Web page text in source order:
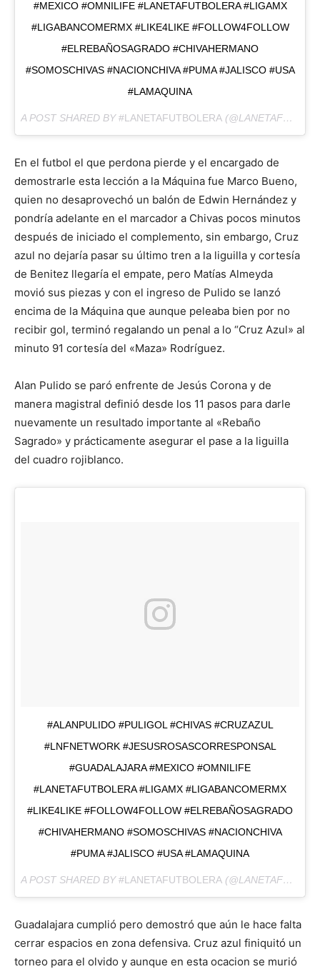
#MEXICO #OMNILIFE #LANETAFUTBOLERA #LIGAMX
#LIGABANCOMERMX #LIKE4LIKE #FOLLOW4FOLLOW
#ELREBAÑOSAGRADO #CHIVAHERMANO
#SOMOSCHIVAS #NACIONCHIVA #PUMA #JALISCO #USA
#LAMAQUINA
A POST SHARED BY#LANETAFUTBOLERA (@LANETAFUTBOLERA) ON
En el futbol el que perdona pierde y el encargado de
demostrarle esta lección a la Máquina fue Marco Bueno,
quien no desaprovechó un balón de Edwin Hernández y
pondría adelante en el marcador a Chivas pocos minutos
después de iniciado el complemento, sin embargo, Cruz
azul no dejaría pasar su último tren a la liguilla y cortesía
de Benitez llegaría el empate, pero Matías Almeyda
movió sus piezas y con el ingreso de Pulido se lanzó
encima de la Máquina que aunque peleaba bien por no
recibir gol, terminó regalando un penal a lo “Cruz Azul» al
minuto 91 cortesía del «Maza» Rodríguez.
Alan Pulido se paró enfrente de Jesús Corona y de
manera magistral definió desde los 11 pasos para darle
nuevamente un resultado importante al «Rebaño
Sagrado» y prácticamente asegurar el pase a la liguilla
del cuadro rojiblanco.
#ALANPULIDO #PULIGOL #CHIVAS #CRUZAZUL
#LNFNETWORK #JESUSROSASCORRESPONSAL
#GUADALAJARA #MEXICO #OMNILIFE
#LANETAFUTBOLERA #LIGAMX #LIGABANCOMERMX
#LIKE4LIKE #FOLLOW4FOLLOW #ELREBAÑOSAGRADO
#CHIVAHERMANO #SOMOSCHIVAS #NACIONCHIVA
#PUMA #JALISCO #USA #LAMAQUINA
A POST SHARED BY#LANETAFUTBOLERA (@LANETAFUTBOLERA) ON
Guadalajara cumplió pero demostró que aún le hace falta
cerrar espacios en zona defensiva. Cruz azul finiquitó un
torneo para el olvido y aunque en esta ocacion se murió